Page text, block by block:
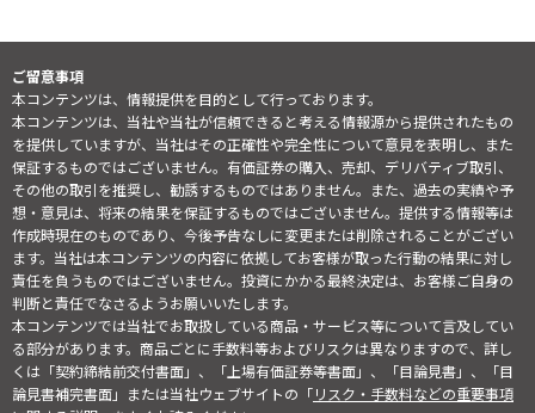
ご留意事項
本コンテンツは、情報提供を目的として行っております。
本コンテンツは、当社や当社が信頼できると考える情報源から提供されたもの
を提供していますが、当社はその正確性や完全性について意見を表明し、また
保証するものではございません。有価証券の購入、売却、デリバティブ取引、
その他の取引を推奨し、勧誘するものではありません。また、過去の実績や予
想・意見は、将来の結果を保証するものではございません。提供する情報等は
作成時現在のものであり、今後予告なしに変更または削除されることがござい
ます。当社は本コンテンツの内容に依拠してお客様が取った行動の結果に対し
責任を負うものではございません。投資にかかる最終決定は、お客様ご自身の
判断と責任でなさるようお願いいたします。
本コンテンツでは当社でお取扱している商品・サービス等について言及してい
る部分があります。商品ごとに手数料等およびリスクは異なりますので、詳し
くは「契約締結前交付書面」、「上場有価証券等書面」、「目論見書」、「目
論見書補完書面」または当社ウェブサイトの「リスク・手数料などの重要事項